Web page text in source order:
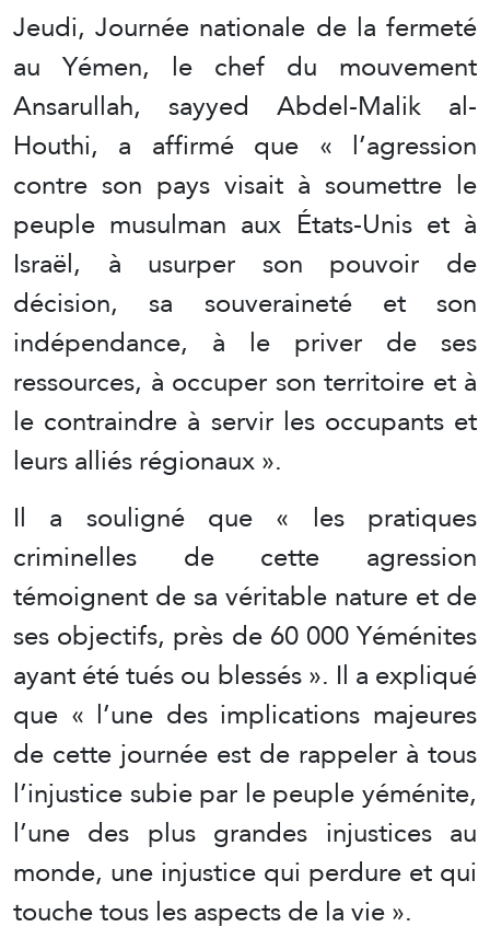
Jeudi, Journée nationale de la fermeté
au Yémen, le chef du mouvement
Ansarullah, sayyed Abdel-Malik al-
Houthi, a affirmé que « l’agression
contre son pays visait à soumettre le
peuple musulman aux États-Unis et à
Israël, à usurper son pouvoir de
décision, sa souveraineté et son
indépendance, à le priver de ses
ressources, à occuper son territoire et à
le contraindre à servir les occupants et
leurs alliés régionaux ».
Il a souligné que « les pratiques
criminelles de cette agression
témoignent de sa véritable nature et de
ses objectifs, près de 60 000 Yéménites
ayant été tués ou blessés ». Il a expliqué
que « l’une des implications majeures
de cette journée est de rappeler à tous
l’injustice subie par le peuple yéménite,
l’une des plus grandes injustices au
monde, une injustice qui perdure et qui
touche tous les aspects de la vie ».